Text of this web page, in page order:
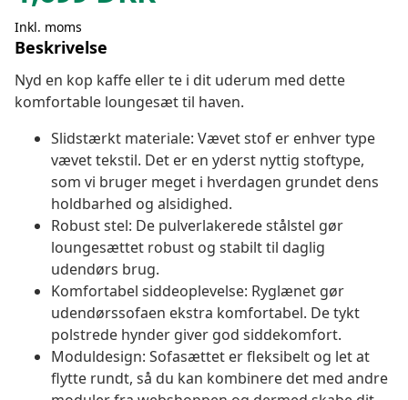
Inkl. moms
Beskrivelse
Nyd en kop kaffe eller te i dit uderum med dette
komfortable loungesæt til haven.
Slidstærkt materiale: Vævet stof er enhver type
vævet tekstil. Det er en yderst nyttig stoftype,
som vi bruger meget i hverdagen grundet dens
holdbarhed og alsidighed.
Robust stel: De pulverlakerede stålstel gør
loungesættet robust og stabilt til daglig
udendørs brug.
Komfortabel siddeoplevelse: Ryglænet gør
udendørssofaen ekstra komfortabel. De tykt
polstrede hynder giver god siddekomfort.
Moduldesign: Sofasættet er fleksibelt og let at
flytte rundt, så du kan kombinere det med andre